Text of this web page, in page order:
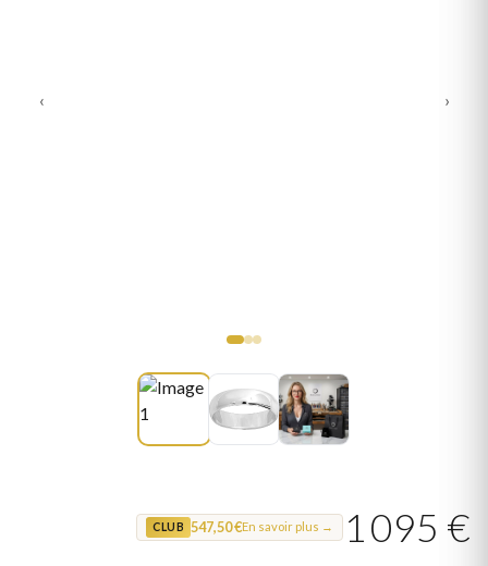
‹ ›
CLUB 547,50 €En savoir plus → 1 095 €